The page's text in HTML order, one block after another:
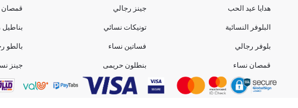
هدايا عيد الحب
البلوفر النسائية
بلوفر رجالي
قمصان نساء
جينز رجالي
تونيكات نسائي
فساتين نساء
بنطلون حريمى
قمصان
بالطو
جينز